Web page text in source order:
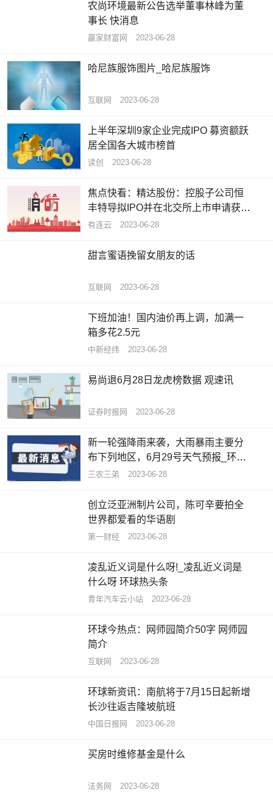
农尚环境最新公告选举董事林峰为董
事长 快消息
赢家财富网 2023-06-28
哈尼族服饰图片_哈尼族服饰
互联网 2023-06-28
上半年深圳9家企业完成IPO 募资额跃
居全国各大城市榜首
读创 2023-06-28
焦点快看：精达股份：控股子公司恒
丰特导拟IPO并在北交所上市申请获得
受理
有连云 2023-06-28
甜言蜜语挽留女朋友的话
互联网 2023-06-28
下班加油！国内油价再上调，加满一
箱多花2.5元
中新经纬 2023-06-28
易尚退6月28日龙虎榜数据 观速讯
证券时报网 2023-06-28
新一轮强降雨来袭，大雨暴雨主要分
布下列地区，6月29号天气预报_环球
聚焦
三农三弟 2023-06-28
创立泛亚洲制片公司，陈可辛要拍全
世界都爱看的华语剧
第一财经 2023-06-28
凌乱近义词是什么呀!_凌乱近义词是
什么呀 环球热头条
青年汽车云小站 2023-06-28
环球今热点：网师园简介50字 网师园
简介
互联网 2023-06-28
环球新资讯：南航将于7月15日起新增
长沙往返吉隆坡航班
中国日报网 2023-06-28
买房时维修基金是什么
法务网 2023-06-28